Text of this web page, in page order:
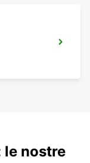
le nostre